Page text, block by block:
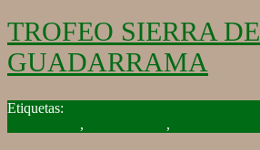
TROFEO SIERRA DE
GUADARRAMA
2015-
, ,